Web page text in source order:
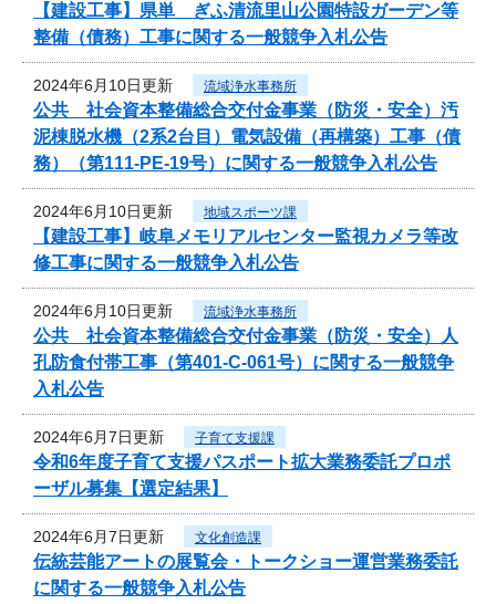
【建設工事】県単 ぎふ清流里山公園特設ガーデン等
整備（債務）工事に関する一般競争入札公告
2024年6月10日更新 流域浄水事務所
公共 社会資本整備総合交付金事業（防災・安全）汚
泥棟脱水機（2系2台目）電気設備（再構築）工事（債
務）（第111-PE-19号）に関する一般競争入札公告
2024年6月10日更新 地域スポーツ課
【建設工事】岐阜メモリアルセンター監視カメラ等改
修工事に関する一般競争入札公告
2024年6月10日更新 流域浄水事務所
公共 社会資本整備総合交付金事業（防災・安全）人
孔防食付帯工事（第401-C-061号）に関する一般競争
入札公告
2024年6月7日更新 子育て支援課
令和6年度子育て支援パスポート拡大業務委託プロポ
ーザル募集【選定結果】
2024年6月7日更新 文化創造課
伝統芸能アートの展覧会・トークショー運営業務委託
に関する一般競争入札公告